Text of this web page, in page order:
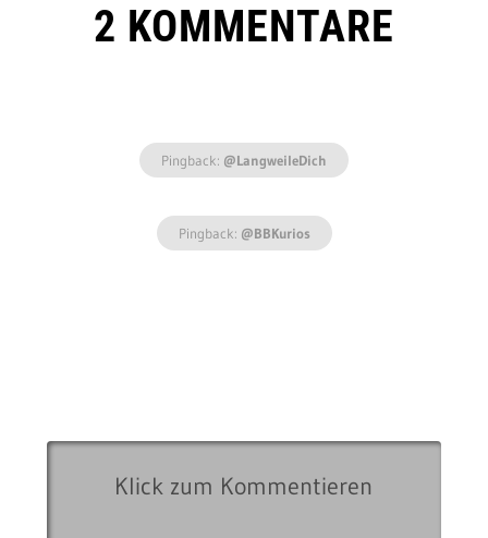
2 KOMMENTARE
Pingback: @LangweileDich
Pingback: @BBKurios